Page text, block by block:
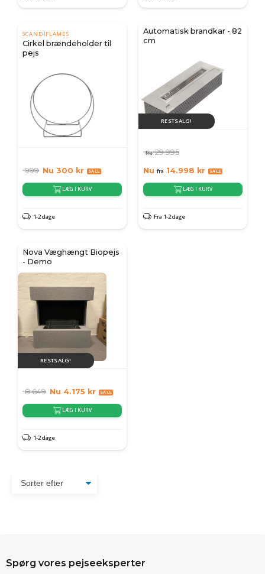
SCANDIFLAMES
Cirkel brændeholder til
pejs
999 Nu 300 kr
LÆG I KURV
1-2 dage
Automatisk brandkar - 82
cm
RESTSALG!
fra 29.995
Nu fra 14.998 kr
LÆG I KURV
Fra 1-2 dage
Nova Væghængt Biopejs
- Demo
RESTSALG!
8.649 Nu 4.175 kr
LÆG I KURV
1-2 dage
Spørg vores pejseeksperter